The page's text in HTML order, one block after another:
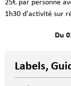
25€ par personne
1h30 d'activité sur
Du
Labels,